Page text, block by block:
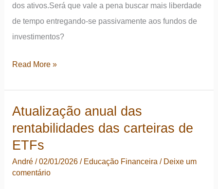
dos ativos.Será que vale a pena buscar mais liberdade
de tempo entregando-se passivamente aos fundos de
investimentos?
Carteira
passiva:
atualização
das
rentabilidades
Read More »
Atualização anual das
rentabilidades das carteiras de
ETFs
André/02/01/2026/ Educação Financeira / Deixe um
comentário